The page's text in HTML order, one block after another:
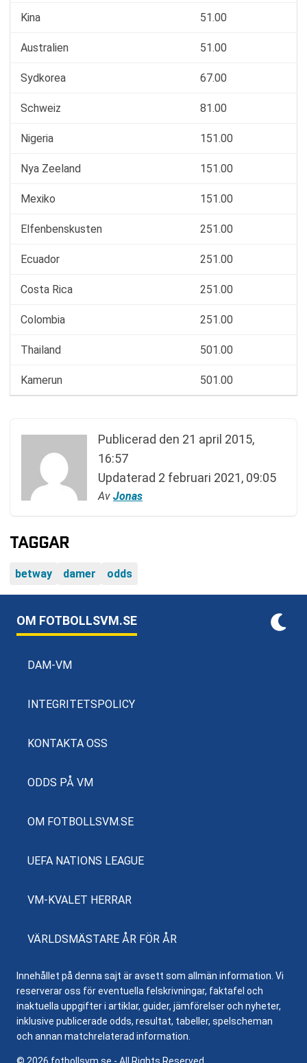
Kina 51.00
Australien 51.00
Sydkorea 67.00
Schweiz 81.00
Nigeria 151.00
Nya Zeeland 151.00
Mexiko 151.00
Elfenbenskusten 251.00
Ecuador 251.00
Costa Rica 251.00
Colombia 251.00
Thailand 501.00
Kamerun 501.00
Publicerad den 21 april 2015,
16:57
Updaterad 2 februari 2021, 09:05
Av Jonas
TAGGAR
betway damer odds
OM FOTBOLLSVM.SE
DAM-VM
INTEGRITETSPOLICY
KONTAKTA OSS
ODDS PÅ VM
OM FOTBOLLSVM.SE
UEFA NATIONS LEAGUE
VM-KVALET HERRAR
VÄRLDSMÄSTARE ÅR FÖR ÅR
Innehållet på denna sajt är avsett som allmän information. Vi
reserverar oss för eventuella felskrivningar, faktafel och
inaktuella uppgifter i artiklar, guider, jämförelser och nyheter,
inklusive publicerade odds, resultat, tabeller, spelscheman
och annan matchrelaterad information.